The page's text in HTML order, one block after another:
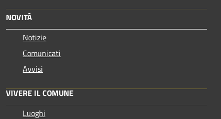
NOVITÀ
Notizie
Comunicati
Avvisi
VIVERE IL COMUNE
Luoghi